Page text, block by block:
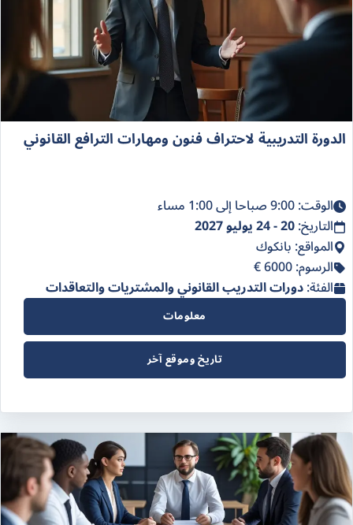
الدورة التدريبية لاحتراف فنون ومهارات الترافع القانوني
الوقت: 9:00 صباحا إلى 1:00 مساء
التاريخ:20 - 24 يوليو 2027
المواقع: بانكوك
الرسوم: 6000 €
الفئة:دورات التدريب القانوني والمشتريات والتعاقدات
معلومات
تاريخ وموقع آخر